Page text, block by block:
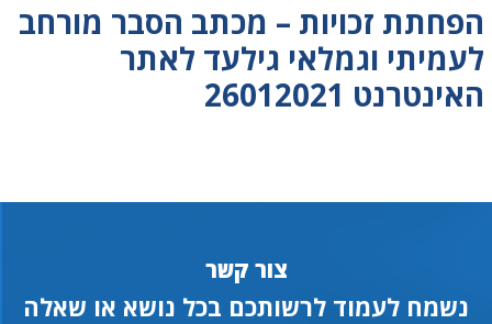
הפחתת זכויות – מכתב הסבר מורחב
לעמיתי וגמלאי גילעד לאתר
האינטרנט 26012021
צור קשר
נשמח לעמוד לרשותכם בכל נושא או שאלה